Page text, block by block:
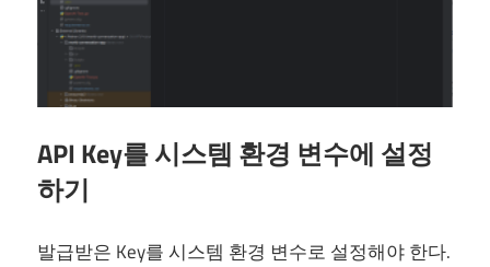
API Key를 시스템 환경 변수에 설정
하기
발급받은 Key를 시스템 환경 변수로 설정해야 한다.